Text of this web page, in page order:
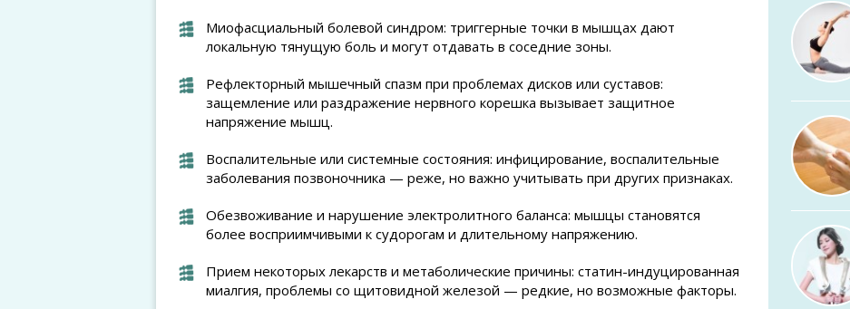
Миофасциальный болевой синдром: триггерные точки в мышцах дают
локальную тянущую боль и могут отдавать в соседние зоны.
Рефлекторный мышечный спазм при проблемах дисков или суставов:
защемление или раздражение нервного корешка вызывает защитное
напряжение мышц.
Воспалительные или системные состояния: инфицирование, воспалительные
заболевания позвоночника — реже, но важно учитывать при других признаках.
Обезвоживание и нарушение электролитного баланса: мышцы становятся
более восприимчивыми к судорогам и длительному напряжению.
Прием некоторых лекарств и метаболические причины: статин-индуцированная
миалгия, проблемы со щитовидной железой — редкие, но возможные факторы.